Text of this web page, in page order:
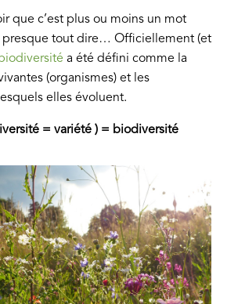
que c’est plus ou moins un mot
presque tout dire… Officiellement (et
biodiversité a été défini comme la
(organismes) et les
elles évoluent.
= variété ) = biodiversité